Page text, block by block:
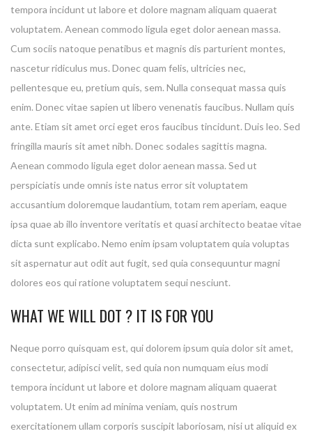
tempora incidunt ut labore et dolore magnam aliquam quaerat
voluptatem. Aenean commodo ligula eget dolor aenean massa.
Cum sociis natoque penatibus et magnis dis parturient montes,
nascetur ridiculus mus. Donec quam felis, ultricies nec,
pellentesque eu, pretium quis, sem. Nulla consequat massa quis
enim. Donec vitae sapien ut libero venenatis faucibus. Nullam quis
ante. Etiam sit amet orci eget eros faucibus tincidunt. Duis leo. Sed
fringilla mauris sit amet nibh. Donec sodales sagittis magna.
Aenean commodo ligula eget dolor aenean massa. Sed ut
perspiciatis unde omnis iste natus error sit voluptatem
accusantium doloremque laudantium, totam rem aperiam, eaque
ipsa quae ab illo inventore veritatis et quasi architecto beatae vitae
dicta sunt explicabo. Nemo enim ipsam voluptatem quia voluptas
sit aspernatur aut odit aut fugit, sed quia consequuntur magni
dolores eos qui ratione voluptatem sequi nesciunt.
WHAT WE WILL DOT ? IT IS FOR YOU
Neque porro quisquam est, qui dolorem ipsum quia dolor sit amet,
consectetur, adipisci velit, sed quia non numquam eius modi
tempora incidunt ut labore et dolore magnam aliquam quaerat
voluptatem. Ut enim ad minima veniam, quis nostrum
exercitationem ullam corporis suscipit laboriosam, nisi ut aliquid ex